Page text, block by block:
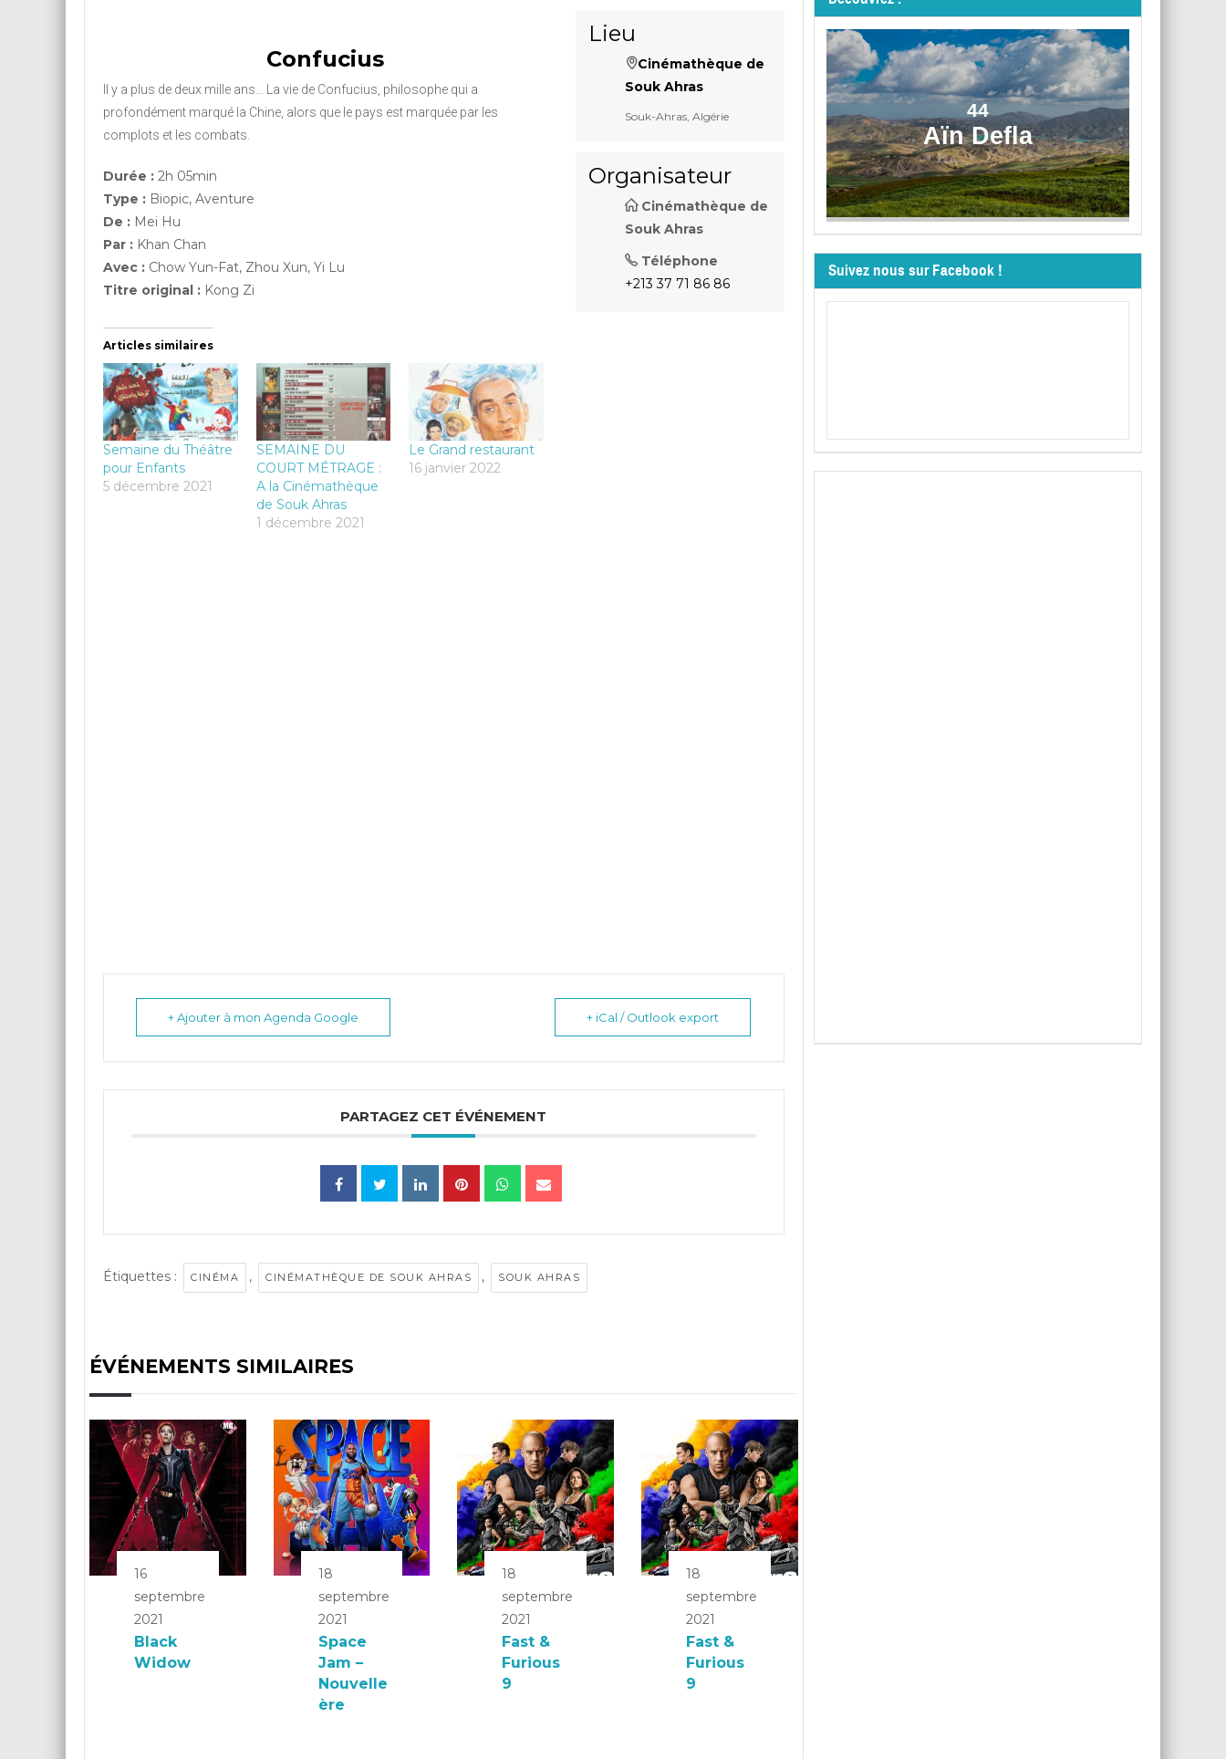
Confucius
Il y a plus de deux mille ans… La vie de Confucius, philosophe qui a
profondément marqué la Chine, alors que le pays est marquée par les
complots et les combats.
Durée : 2h 05min
Type : Biopic, Aventure
De : Mei Hu
Par : Khan Chan
Avec : Chow Yun-Fat, Zhou Xun, Yi Lu
Titre original : Kong Zi
Articles similaires
Semaine du Théâtre
pour Enfants
5 décembre 2021
SEMAINE DU
COURT MÉTRAGE :
A la Cinémathèque
de Souk Ahras
1 décembre 2021
Le Grand restaurant
16 janvier 2022
Lieu
Cinémathèque de
Souk Ahras
Souk-Ahras, Algérie
Organisateur
Cinémathèque de
Souk Ahras
Téléphone
+213 37 71 86 86
+ Ajouter à mon Agenda Google + iCal / Outlook export
PARTAGEZ CET ÉVÉNEMENT
Étiquettes : CINÉMA , CINÉMATHÈQUE DE SOUK AHRAS , SOUK AHRAS
ÉVÉNEMENTS SIMILAIRES
16
septembre
2021
Black
Widow
18
septembre
2021
Space
Jam –
Nouvelle
ère
18
septembre
2021
Fast &
Furious
9
18
septembre
2021
Fast &
Furious
9
44
Aïn Defla
Suivez nous sur Facebook !